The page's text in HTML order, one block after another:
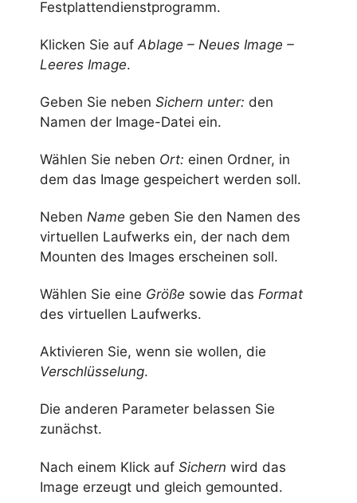
Festplattendienstprogramm.
Klicken Sie auf Ablage – Neues Image –
Leeres Image.
Geben Sie neben Sichern unter: den
Namen der Image-Datei ein.
Wählen Sie neben Ort: einen Ordner, in
dem das Image gespeichert werden soll.
Neben Name geben Sie den Namen des
virtuellen Laufwerks ein, der nach dem
Mounten des Images erscheinen soll.
Wählen Sie eine Größe sowie das Format
des virtuellen Laufwerks.
Aktivieren Sie, wenn sie wollen, die
Verschlüsselung.
Die anderen Parameter belassen Sie
zunächst.
Nach einem Klick auf Sichern wird das
Image erzeugt und gleich gemounted.